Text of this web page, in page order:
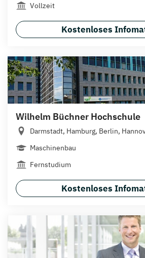
Vollzeit
Kostenloses
Wilhelm Büchner Hochschule
Darmstadt, Hamburg, Berlin,
Maschinenbau
Fernstudium
Kostenloses